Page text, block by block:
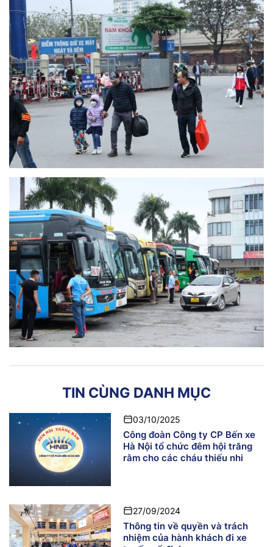
TIN CÙNG DANH MỤC
03/10/2025
Công đoàn Công ty CP Bến xe
Hà Nội tổ chức đêm hội trăng
rằm cho các cháu thiếu nhi
27/09/2024
Thông tin về quyền và trách
nhiệm của hành khách đi xe